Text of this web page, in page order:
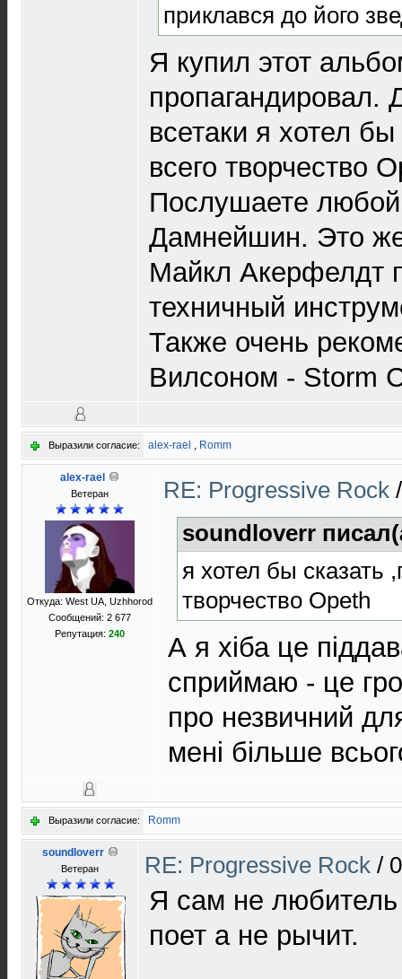
приклався до його
Я купил этот
пропагандировал.
всетаки я хотел
всего творчество
Послушаете
Дамнейшин. Это
Майкл Акерфелдт
техничный
Также очень
Вилсоном - Storm
Выразили согласие: alex-rael , Romm
alex-rael
Ветеран
Откуда: West UA, Uzhhorod
Сообщений: 2 677
Репутация: 240
RE: Progressive Rock
soundloverr
я хотел бы сказать
творчество Opeth
А я хіба це
сприймаю - це
про незвичний
мені більше
Выразили согласие: Romm
soundloverr
Ветеран RE: Progressive Rock /
Я сам не любитель
поет а не рычит.